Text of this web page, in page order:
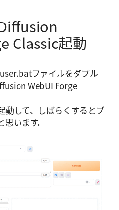
Classic起動
ファイルをダブル
WebUI Forge
動して、しばらくするとブ
います。